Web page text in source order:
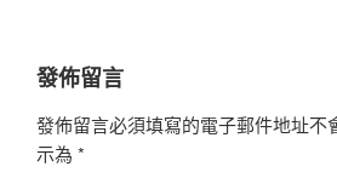
發佈留言
發佈留言必須填寫的電子郵件地址不
示為 *